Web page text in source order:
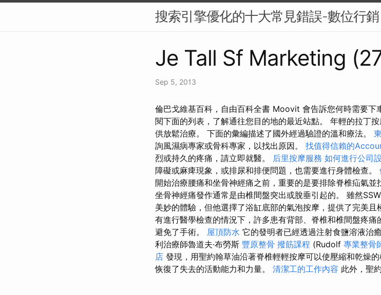
搜索引擎優化的十大常見錯誤-數位行銷
Je Tall Sf Marketing
Sep 5, 2013
倫巴戈維基百科，自由百科全書 Moovit 會告訴您何時需要下
閱下面的列表，了解通往您目的地的最近站點。 年輕的拉丁
供放鬆治療。 下面的彙編描述了國外經過驗證的溫和療法。
詢風濕病專家或骨科專家，以找出原因。 找值得信賴的
烈或持久的疼痛，請立即就醫。 后里按摩服務 如何進行公司
障礙或麻痺現象，或排尿和排便問題，也需要進行身體檢查。
開始治療腰痛和坐骨神經痛之前，重要的是要排除脊椎疝氣並
坐骨神經痛發作通常是由椎間盤突出或脫垂引起的。 雖然
美妙的體驗，但他選擇了浴缸底部的氣泡按摩，提供了完美且
有進行醫學檢查的情況下，許多患有背部、脊椎和椎間盤疼
避免了手術。 屋頂防水 它的發明者已經透過注射食鹽溶液治
利治療師魯道夫·布勞斯 豐原整骨 撥筋課程 (Rudolf 專業整骨
店 發現，用聖約翰草油沿著脊椎輕輕按摩可以使壓縮和乾燥的
恢復了失去的活動能力和力量。 清潔工的工作內容 此外，聖